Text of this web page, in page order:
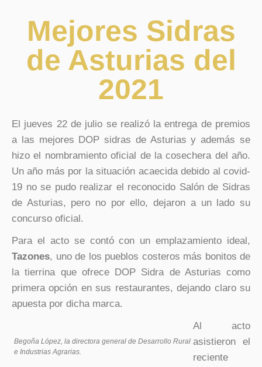
Mejores Sidras
de Asturias del
2021
El jueves 22 de julio se realizó la entrega de premios
a las mejores DOP sidras de Asturias y además se
hizo el nombramiento oficial de la cosechera del año.
Un año más por la situación acaecida debido al covid-
19 no se pudo realizar el reconocido Salón de Sidras
de Asturias, pero no por ello, dejaron a un lado su
concurso oficial.
Para el acto se contó con un emplazamiento ideal,
Tazones, uno de los pueblos costeros más bonitos de
la tierrina que ofrece DOP Sidra de Asturias como
primera opción en sus restaurantes, dejando claro su
apuesta por dicha marca.
Begoña López, la directora general de Desarrollo Rural
e Industrias Agrarias.
Al acto
asistieron el
reciente